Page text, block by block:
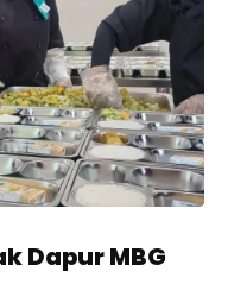
Dapur MBG